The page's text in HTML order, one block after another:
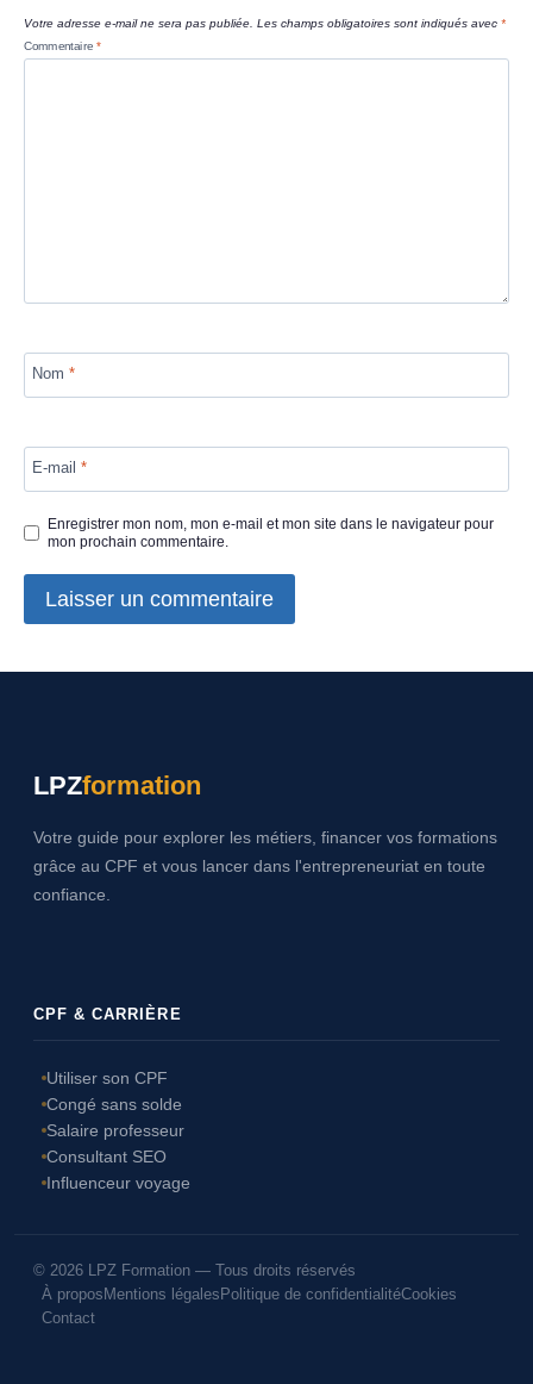
Votre adresse e-mail ne sera pas publiée. Les champs obligatoires sont indiqués avec *
Commentaire *
Nom *
E-mail *
Enregistrer mon nom, mon e-mail et mon site dans le navigateur pour
mon prochain commentaire.
LPZformation
Votre guide pour explorer les métiers, financer vos formations
grâce au CPF et vous lancer dans l'entrepreneuriat en toute
confiance.
CPF & CARRIÈRE
Utiliser son CPF
Congé sans solde
Salaire professeur
Consultant SEO
Influenceur voyage
© 2026 LPZ Formation — Tous droits réservés
À propos Mentions légales Politique de confidentialitéCookies
Contact